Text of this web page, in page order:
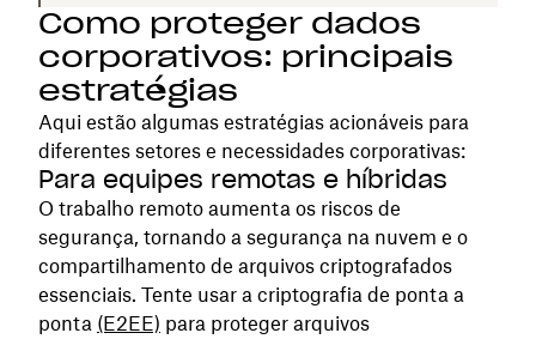
Como proteger dados
corporativos: principais
estratégias
Aqui estão algumas estratégias acionáveis para
diferentes setores e necessidades corporativas:
Para equipes remotas e híbridas
O trabalho remoto aumenta os riscos de
segurança, tornando a segurança na nuvem e o
compartilhamento de arquivos criptografados
essenciais. Tente usar a criptografia de ponta a
ponta (E2EE) para proteger arquivos